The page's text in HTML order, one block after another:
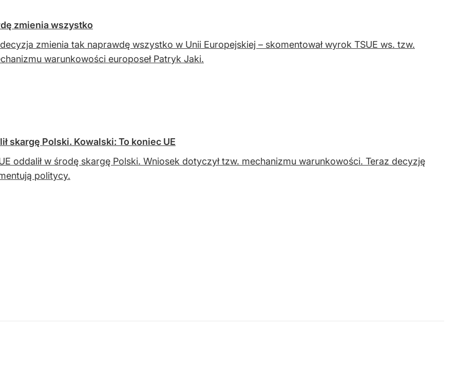
zmienia wszystko
zmienia tak naprawdę wszystko w Unii Europejskiej – skomentował wyrok TSUE ws. tzw.
warunkowości europoseł Patryk Jaki.
skargę Polski. Kowalski: To koniec UE
oddalił w środę skargę Polski. Wniosek dotyczył tzw. mechanizmu warunkowości. Teraz decyzję
politycy.